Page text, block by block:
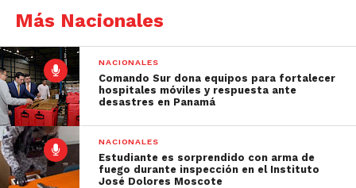
Más Nacionales
NACIONALES
Comando Sur dona equipos para fortalecer
hospitales móviles y respuesta ante
desastres en Panamá
NACIONALES
Estudiante es sorprendido con arma de
fuego durante inspección en el Instituto
José Dolores Moscote